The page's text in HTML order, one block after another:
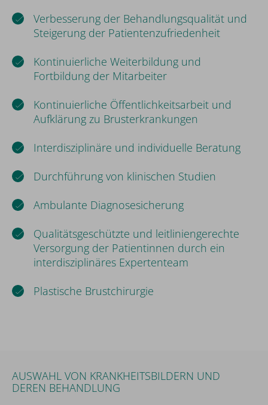
Verbesserung der Behandlungsqualität und
Steigerung der Patientenzufriedenheit
Kontinuierliche Weiterbildung und
Fortbildung der Mitarbeiter
Kontinuierliche Öffentlichkeitsarbeit und
Aufklärung zu Brusterkrankungen
Interdisziplinäre und individuelle Beratung
Durchführung von klinischen Studien
Ambulante Diagnosesicherung
Qualitätsgeschützte und leitliniengerechte
Versorgung der Patientinnen durch ein
interdisziplinäres Expertenteam
Plastische Brustchirurgie
AUSWAHL VON KRANKHEITSBILDERN UND
DEREN BEHANDLUNG